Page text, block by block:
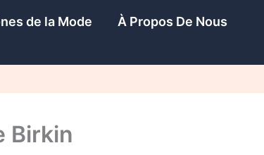
de la Mode
À Propos De Nous
Birkin